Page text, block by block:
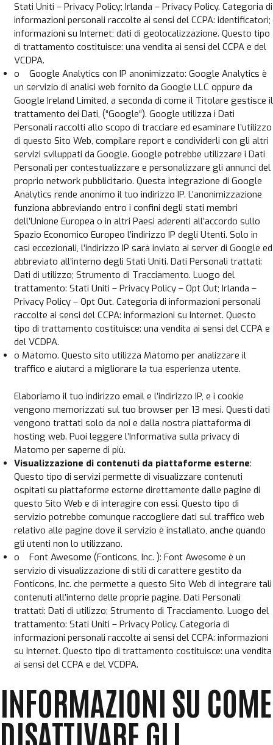
Stati Uniti – Privacy Policy; Irlanda – Privacy Policy. Categoria di
informazioni personali raccolte ai sensi del CCPA: identificatori;
informazioni su Internet; dati di geolocalizzazione. Questo tipo
di trattamento costituisce: una vendita ai sensi del CCPA e del
VCDPA.
o Google Analytics con IP anonimizzato: Google Analytics è
un servizio di analisi web fornito da Google LLC oppure da
Google Ireland Limited, a seconda di come il Titolare gestisce il
trattamento dei Dati, (“Google”). Google utilizza i Dati
Personali raccolti allo scopo di tracciare ed esaminare l’utilizzo
di questo Sito Web, compilare report e condividerli con gli altri
servizi sviluppati da Google. Google potrebbe utilizzare i Dati
Personali per contestualizzare e personalizzare gli annunci del
proprio network pubblicitario. Questa integrazione di Google
Analytics rende anonimo il tuo indirizzo IP. L’anonimizzazione
funziona abbreviando entro i confini degli stati membri
dell’Unione Europea o in altri Paesi aderenti all’accordo sullo
Spazio Economico Europeo l’indirizzo IP degli Utenti. Solo in
casi eccezionali, l’indirizzo IP sarà inviato ai server di Google ed
abbreviato all’interno degli Stati Uniti. Dati Personali trattati:
Dati di utilizzo; Strumento di Tracciamento. Luogo del
trattamento: Stati Uniti – Privacy Policy – Opt Out; Irlanda –
Privacy Policy – Opt Out. Categoria di informazioni personali
raccolte ai sensi del CCPA: informazioni su Internet. Questo
tipo di trattamento costituisce: una vendita ai sensi del CCPA e
del VCDPA.
o Matomo. Questo sito utilizza Matomo per analizzare il
traffico e aiutarci a migliorare la tua esperienza utente.
Elaboriamo il tuo indirizzo email e l’indirizzo IP, e i cookie
vengono memorizzati sul tuo browser per 13 mesi. Questi dati
vengono trattati solo da noi e dalla nostra piattaforma di
hosting web. Puoi leggere l’Informativa sulla privacy di
Matomo per saperne di più.
Visualizzazione di contenuti da piattaforme esterne:
Questo tipo di servizi permette di visualizzare contenuti
ospitati su piattaforme esterne direttamente dalle pagine di
questo Sito Web e di interagire con essi. Questo tipo di
servizio potrebbe comunque raccogliere dati sul traffico web
relativo alle pagine dove il servizio è installato, anche quando
gli utenti non lo utilizzano.
o Font Awesome (Fonticons, Inc. ): Font Awesome è un
servizio di visualizzazione di stili di carattere gestito da
Fonticons, Inc. che permette a questo Sito Web di integrare tali
contenuti all’interno delle proprie pagine. Dati Personali
trattati: Dati di utilizzo; Strumento di Tracciamento. Luogo del
trattamento: Stati Uniti – Privacy Policy. Categoria di
informazioni personali raccolte ai sensi del CCPA: informazioni
su Internet. Questo tipo di trattamento costituisce: una vendita
ai sensi del CCPA e del VCDPA.
INFORMAZIONI SU COME
DISATTIVARE GLI